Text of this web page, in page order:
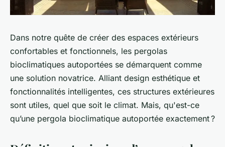
Dans notre quête de créer des espaces extérieurs
confortables et fonctionnels, les pergolas
bioclimatiques autoportées se démarquent comme
une solution novatrice. Alliant design esthétique et
fonctionnalités intelligentes, ces structures extérieures
sont utiles, quel que soit le climat. Mais, qu'est-ce
qu’une pergola bioclimatique autoportée exactement ?